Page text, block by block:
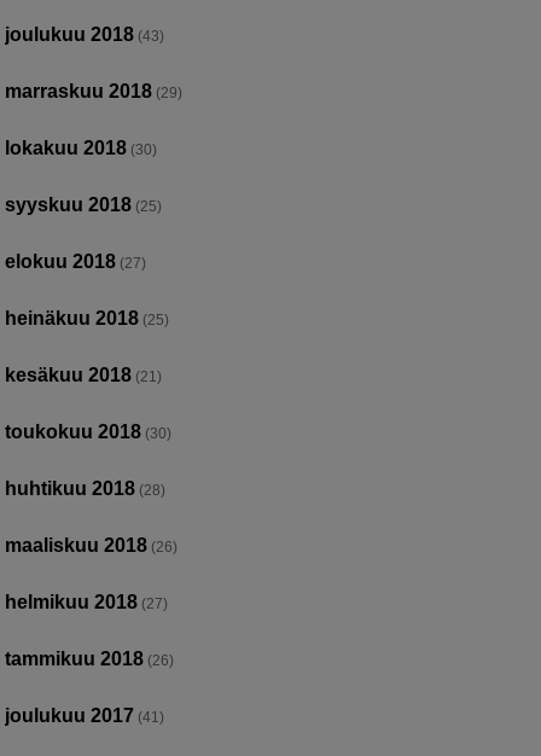
joulukuu 2018 (43)
marraskuu 2018 (29)
lokakuu 2018 (30)
syyskuu 2018 (25)
elokuu 2018 (27)
heinäkuu 2018 (25)
kesäkuu 2018 (21)
toukokuu 2018 (30)
huhtikuu 2018 (28)
maaliskuu 2018 (26)
helmikuu 2018 (27)
tammikuu 2018 (26)
joulukuu 2017 (41)